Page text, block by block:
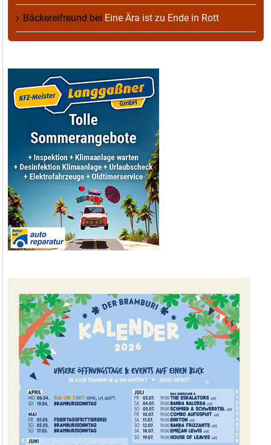
Bäckereifreund bei Eine Ära ist zu Ende in Rott